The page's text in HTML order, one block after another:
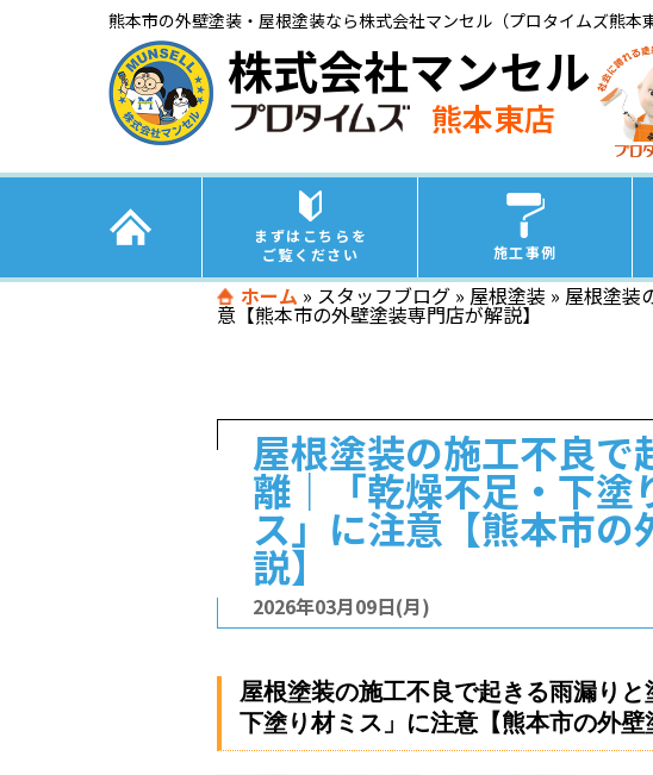
熊本市の外壁塗装・屋根塗装なら株式会社マンセル（プロタイムズ熊本
株式会社マンセル
熊本東店
まずはこちらを
ご覧ください
施工事例
ホーム » スタッフブログ » 屋根塗装 » 屋根塗装
意【熊本市の外壁塗装専門店が解説】
屋根塗装の施工不良で
離｜「乾燥不足・下塗
ス」に注意【熊本市
説】
2026年03月09日(月)
屋根塗装の施工不良で起きる雨漏り
下塗り材ミス」に注意【熊本市の外壁